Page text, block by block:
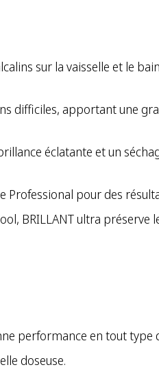
sur la vaisselle et le
difficiles, apportant une
éclatante et un
Professional pour des
BRILLANT ultra préserve
performance en tout type
doseuse.